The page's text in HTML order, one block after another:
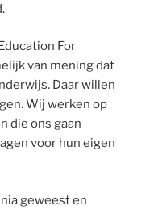
For
van mening dat
Daar willen
Wij werken op
die ons gaan
voor hun eigen
geweest en